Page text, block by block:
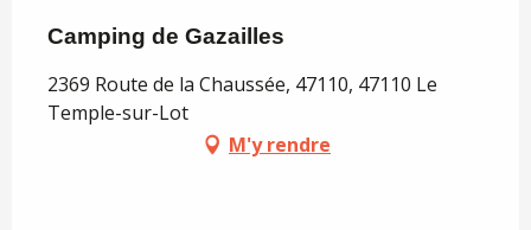
Camping de Gazailles
2369 Route de la Chaussée, 47110, 47110 Le
Temple-sur-Lot
M'y rendre